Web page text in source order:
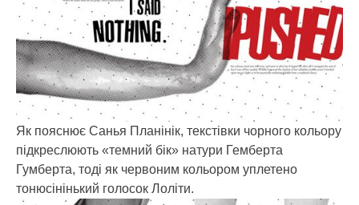
Як пояснює Санья Планінік, текстівки чорного кольору
підкреслюють «темний бік» натури Гемберта
Гумберта, тоді як червоним кольором уплетено
тонюсінінький голосок Лоліти.